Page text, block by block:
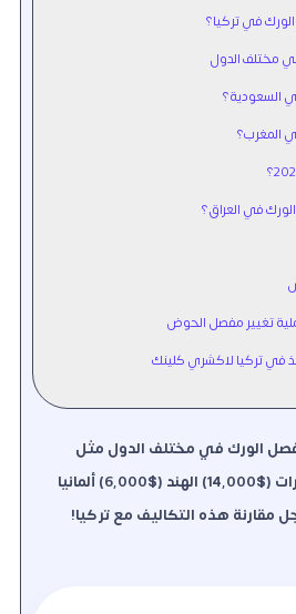
في تركيا؟
مختلف الدول
السعودية؟
المغرب؟
في العراق؟
تغيير مفصل الحوض
في تركيا لاكشري كلينك
الورك في مختلف الدول مثل
السعودية ($12,500) الإمارات ($14,000) الهند ($6,000) ألمانيا